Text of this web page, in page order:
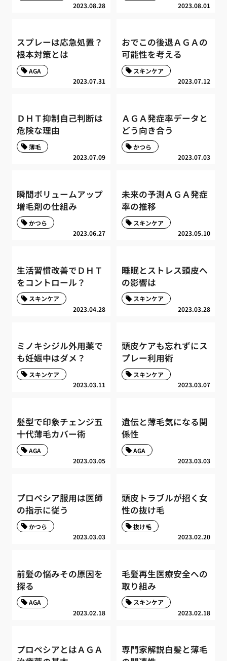
2023.08.28 2023.08.01
スプレーは応急処置？
根本対策とは
2023.07.31
AGA
おでこの後退ＡＧＡの
可能性を考える
2023.07.12
スキンケア
ＤＨＴ抑制自己判断は
危険な理由
2023.07.09
薄毛
ＡＧＡ発症率データと
どう向き合う
2023.07.03
かつら
瞬間ボリュームアップ
増毛剤の仕組み
2023.06.27
かつら
未来の予測ＡＧＡ発症
率の推移
2023.05.10
スキンケア
生活習慣改善でＤＨＴ
をコントロール？
2023.04.28
スキンケア
睡眠とストレス頭皮へ
の影響は
2023.03.28
スキンケア
ミノキシジル外用薬で
も妊娠中はダメ？
2023.03.11
スキンケア
頭皮ケアも忘れずにス
プレー利用術
2023.03.07
スキンケア
髪型で印象チェンジ五
十代薄毛カバー術
2023.03.05
AGA
遺伝と薄毛気になる関
係性
2023.03.03
AGA
プロペシア服用は医師
の指示に従う
2023.03.03
かつら
頭皮トラブルが招く女
性の抜け毛
2023.02.20
抜け毛
前髪の悩みその原因を
探る
2023.02.18
AGA
毛髪再生医療安全への
取り組み
2023.02.18
スキンケア
プロペシアとはＡＧＡ
専門家解説白髪と薄毛